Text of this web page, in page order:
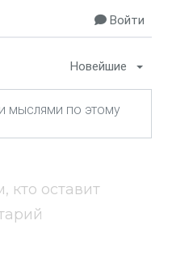
Войти
Новейшие
кто оставит